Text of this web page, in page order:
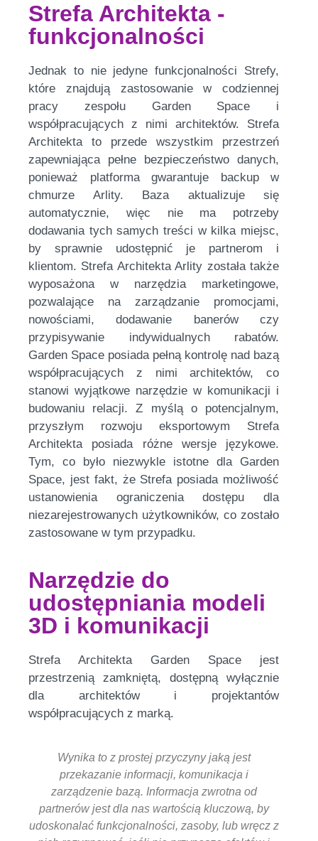
Strefa Architekta -
funkcjonalności
Jednak to nie jedyne funkcjonalności Strefy,
które znajdują zastosowanie w codziennej
pracy zespołu Garden Space i
współpracujących z nimi architektów. Strefa
Architekta to przede wszystkim przestrzeń
zapewniająca pełne bezpieczeństwo danych,
ponieważ platforma gwarantuje backup w
chmurze Arlity. Baza aktualizuje się
automatycznie, więc nie ma potrzeby
dodawania tych samych treści w kilka miejsc,
by sprawnie udostępnić je partnerom i
klientom. Strefa Architekta Arlity została także
wyposażona w narzędzia marketingowe,
pozwalające na zarządzanie promocjami,
nowościami, dodawanie banerów czy
przypisywanie indywidualnych rabatów.
Garden Space posiada pełną kontrolę nad bazą
współpracujących z nimi architektów, co
stanowi wyjątkowe narzędzie w komunikacji i
budowaniu relacji. Z myślą o potencjalnym,
przyszłym rozwoju eksportowym Strefa
Architekta posiada różne wersje językowe.
Tym, co było niezwykle istotne dla Garden
Space, jest fakt, że Strefa posiada możliwość
ustanowienia ograniczenia dostępu dla
niezarejestrowanych użytkowników, co zostało
zastosowane w tym przypadku.
Narzędzie do
udostępniania modeli
3D i komunikacji
Strefa Architekta Garden Space jest
przestrzenią zamkniętą, dostępną wyłącznie
dla architektów i projektantów
współpracujących z marką.
Wynika to z prostej przyczyny jaką jest
przekazanie informacji, komunikacja i
zarządzenie bazą. Informacja zwrotna od
partnerów jest dla nas wartością kluczową, by
udoskonalać funkcjonalności, zasoby, lub wręcz z